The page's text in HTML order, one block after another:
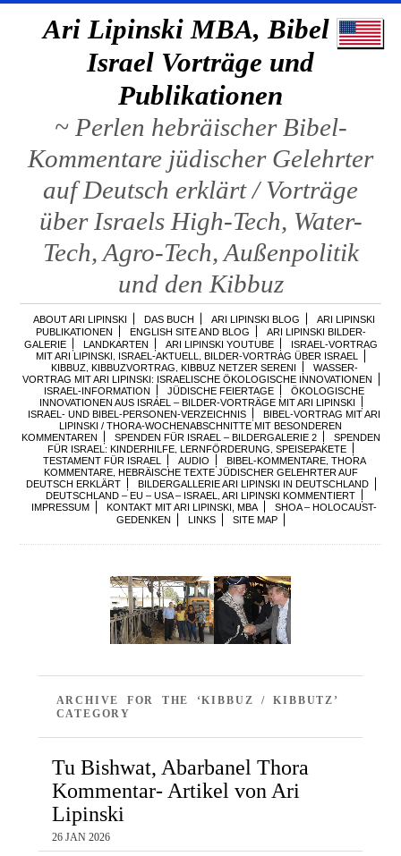
Ari Lipinski MBA, Bibel &
Israel Vorträge und
Publikationen
~ Perlen hebräischer Bibel-
Kommentare jüdischer Gelehrter
auf Deutsch erklärt / Vorträge
über Israels High-Tech, Water-
Tech, Agro-Tech, Außenpolitik
und den Kibbuz
ABOUT ARI LIPINSKI DAS BUCH ARI LIPINSKI BLOG
ARI LIPINSKI
PUBLIKATIONEN
ENGLISH SITE AND BLOG
ARI LIPINSKI BILDER-
GALERIE
LANDKARTEN ARI LIPINSKI YOUTUBE
ISRAEL-VORTRAG
MIT ARI LIPINSKI, ISRAEL-AKTUELL, BILDER-VORTRAG ÜBER ISRAEL
KIBBUZ, KIBBUZVORTRAG, KIBBUZ NETZER SERENI
WASSER-
VORTRAG MIT ARI LIPINSKI: ISRAELISCHE ÖKOLOGISCHE INNOVATIONEN
ISRAEL-INFORMATION
JÜDISCHE FEIERTAGE
ÖKOLOGISCHE
INNOVATIONEN AUS ISRAEL – BILDER-VORTRÄGE MIT ARI LIPINSKI
ISRAEL- UND BIBEL-PERSONEN-VERZEICHNIS
BIBEL-VORTRAG MIT ARI
LIPINSKI / THORA-WOCHENABSCHNITTE MIT BESONDEREN
KOMMENTAREN
SPENDEN FÜR ISRAEL – BILDERGALERIE 2
SPENDEN
FÜR ISRAEL: KINDERHILFE, LERNFÖRDERUNG, SPEISEPAKETE
TESTAMENT FÜR ISRAEL
AUDIO
BIBEL-KOMMENTARE, THORA
KOMMENTARE, HEBRÄISCHE TEXTE JÜDISCHER GELEHRTER AUF
DEUTSCH ERKLÄRT
BILDERGALLERIE ARI LIPINSKI IN DEUTSCHLAND
DEUTSCHLAND – EU – USA – ISRAEL, ARI LIPINSKI KOMMENTIERT
IMPRESSUM
KONTAKT MIT ARI LIPINSKI, MBA
SHOA – HOLOCAUST-
GEDENKEN
LINKS SITE MAP
ARCHIVE FOR THE ‘KIBBUZ / KIBBUTZ’
CATEGORY
Tu Bishwat, Abarbanel Thora
Kommentar- Artikel von Ari
Lipinski
26 JAN 2026